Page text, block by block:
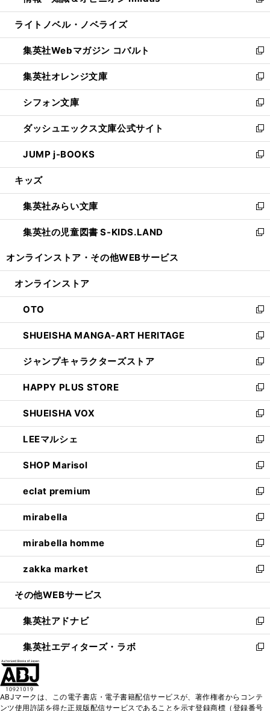
開
ウ
開
く
ン
ウ
で
開
く
ウ
ン
ド
ウ
で
開
く
し
ウ
ィ
ン
ド
ウ
で
開
く
ライトノベル・ノベライズ
集英社Webマガジン コバルト
新
し
い
ウ
ィ
ン
ド
ウ
で
開
集英社オレンジ文庫
新
し
い
ウ
ィ
ン
ド
ウ
開
く
シフォン文庫
新
し
い
ウ
ィ
ン
ウ
で
開
く
ダッシュエックス文庫公式サイト
新
し
い
ウ
ン
ド
ウ
で
JUMP j-BOOKS
新
し
ウ
ィ
ン
ド
開
キッズ
集英社みらい文庫
新
し
い
ン
ウ
で
開
く
集英社の児童図書 S-KIDS.LAND
新
ウ
ン
ド
ウ
で
開
く
オンラインストア・ その他WEBサービス
オンラインストア
OTO
新
し
い
ウ
ィ
ン
ド
ウ
で
開
く
SHUEISHA MANGA-ART HERITAGE
新
し
い
ウ
ィ
ン
ド
ウ
で
開
く
ジャンプキャラクターズストア
新
し
い
ウ
ィ
ン
ド
ウ
で
開
く
HAPPY PLUS STORE
新
し
い
ウ
ィ
ン
ド
ウ
で
開
く
SHUEISHA VOX
新
し
い
ウ
ィ
ン
ド
ウ
で
開
く
LEEマルシェ
新
し
い
ウ
ィ
ン
ド
ウ
で
開
く
SHOP Marisol
新
し
い
ウ
ィ
ン
ド
ウ
で
開
eclat premium
新
し
い
ウ
ィ
ン
ド
ウ
開
く
mirabella
新
し
い
ウ
ィ
ン
ウ
で
開
く
mirabella homme
新
し
い
ウ
ン
ド
ウ
で
zakka market
新
し
ウ
ィ
ン
ド
く
その他WEBサービス
集英社アドナビ
新
し
い
ド
集英社エディターズ・ラボ
新
ィ
ABJマークは、この電子書店・電子書籍配信サービスが、著作権者からコンテ
ンツ使用許諾を得た正規版配信サービスであることを示す登録商標（登録番号